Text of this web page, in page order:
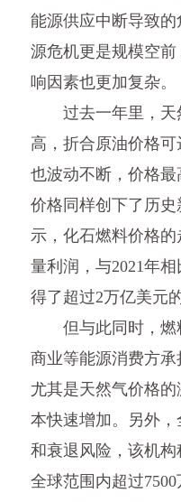
能源供应中断导致
源危机更是规模空
响因素也更加复杂。
过去一年里，天
高，折合原油价格
也波动不断，价格
价格同样创下了历
示，化石燃料价格
量利润，与2021年
得了超过2万亿美元
但与此同时，燃
商业等能源消费方承
尤其是天然气价格
本快速增加。另外
和衰退风险，该机
全球范围内超过